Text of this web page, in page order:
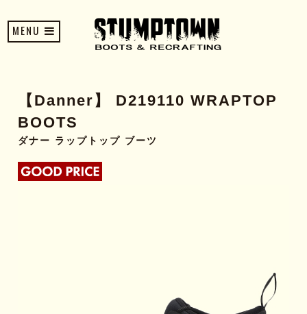
MENU
【Danner】 D219110 WRAPTOP
BOOTS
ダナー ラップトップ ブーツ